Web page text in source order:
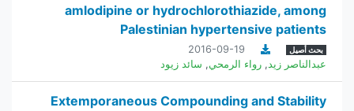
amlodipine or hydrochlorothiazide, among
Palestinian hypertensive patients
بحث أصيل
2016-09-19
عبدالناصر زيد, رواء الرمحي, سائد زيود
Extemporaneous Compounding and Stability